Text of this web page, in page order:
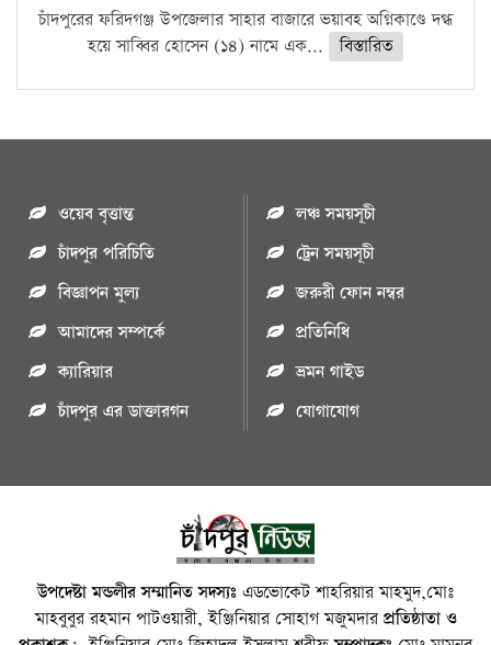
চাঁদপুরের ফরিদগঞ্জ উপজেলার সাহার বাজারে ভয়াবহ অগ্নিকাণ্ডে দগ্ধ
হয়ে সাব্বির হোসেন (১৪) নামে এক...
বিস্তারিত
ওয়েব বৃত্তান্ত
চাঁদপুর পরিচিতি
বিজ্ঞাপন মুল্য
আমাদের সম্পর্কে
ক্যারিয়ার
চাঁদপুর এর ডাক্তারগন
লঞ্চ সময়সূচী
ট্রেন সময়সূচী
জরুরী ফোন নম্বর
প্রতিনিধি
ভ্রমন গাইড
যোগাযোগ
উপদেষ্টা মন্ডলীর সম্মানিত সদস্যঃ এডভোকেট শাহরিয়ার মাহমুদ,মোঃ
মাহবুবুর রহমান পাটওয়ারী, ইঞ্জিনিয়ার সোহাগ মজুমদারপ্রতিষ্ঠাতা ও